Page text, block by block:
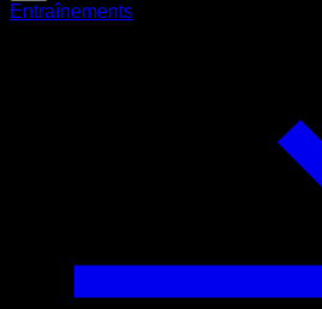
Entraînements